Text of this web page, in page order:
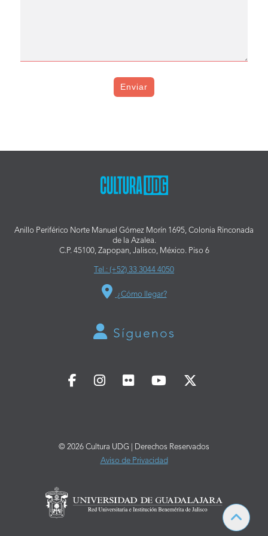
Enviar
Anillo Periférico Norte Manuel Gómez Morín 1695, Colonia Rinconada
de la Azalea.
C.P. 45100, Zapopan, Jalisco, México. Piso 6
Tel.: (+52) 33 3044 4050
¿Cómo llegar?
Síguenos
© 2026 Cultura UDG | Derechos Reservados
Aviso de Privacidad